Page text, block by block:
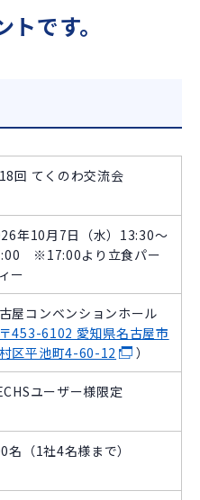
です。
回 てくのわ交流会
年10月7日（水）13:30～
※17:00より立食パー
ー
屋コンベンションホール
〒453-6102 愛知県名古屋市
区平池町4-60-12
）
ユーザー様限定
名（1社4名様まで）